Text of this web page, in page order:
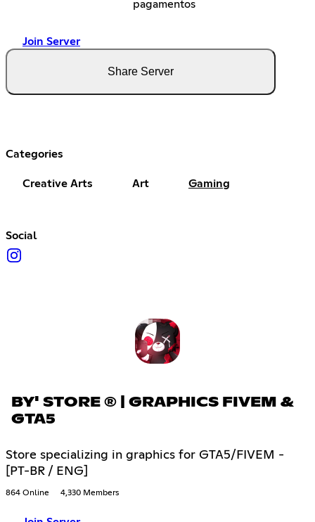
pagamentos
Join Server
Share Server
Categories
Creative Arts Art Gaming
Social
BY' STORE ® | GRAPHICS FIVEM &
GTA5
Store specializing in graphics for GTA5/FIVEM -
[PT-BR / ENG]
864 Online 4,330 Members